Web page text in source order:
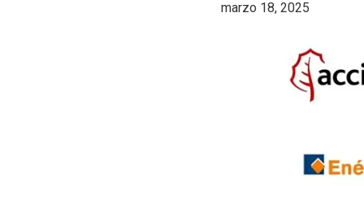
marzo 18, 2025